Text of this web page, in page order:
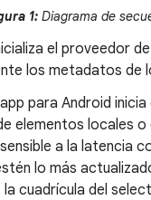
1:Diagrama de
el proveedor
los metadatos de
para Android
elementos locales
a la latencia
lo más
la cuadrícula del